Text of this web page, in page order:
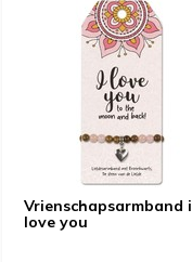
Vrienschapsarmband i
love you